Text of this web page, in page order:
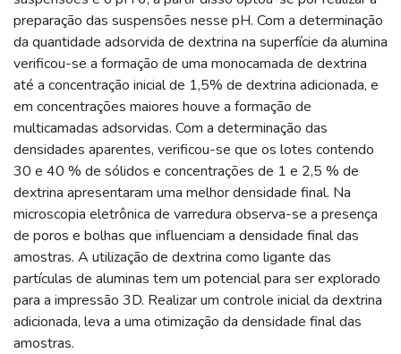
preparação das suspensões nesse pH. Com a determinação
da quantidade adsorvida de dextrina na superfície da alumina
verificou-se a formação de uma monocamada de dextrina
até a concentração inicial de 1,5% de dextrina adicionada, e
em concentrações maiores houve a formação de
multicamadas adsorvidas. Com a determinação das
densidades aparentes, verificou-se que os lotes contendo
30 e 40 % de sólidos e concentrações de 1 e 2,5 % de
dextrina apresentaram uma melhor densidade final. Na
microscopia eletrônica de varredura observa-se a presença
de poros e bolhas que influenciam a densidade final das
amostras. A utilização de dextrina como ligante das
partículas de aluminas tem um potencial para ser explorado
para a impressão 3D. Realizar um controle inicial da dextrina
adicionada, leva a uma otimização da densidade final das
amostras.